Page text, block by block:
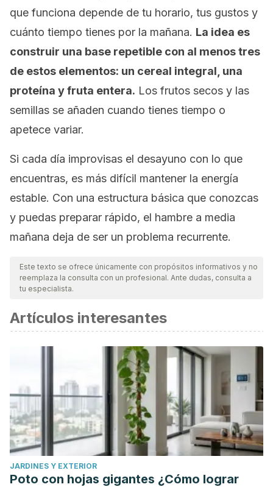
que funciona depende de tu horario, tus gustos y
cuánto tiempo tienes por la mañana. La idea es
construir una base repetible con al menos tres
de estos elementos: un cereal integral, una
proteína y fruta entera. Los frutos secos y las
semillas se añaden cuando tienes tiempo o
apetece variar.
Si cada día improvisas el desayuno con lo que
encuentras, es más difícil mantener la energía
estable. Con una estructura básica que conozcas
y puedas preparar rápido, el hambre a media
mañana deja de ser un problema recurrente.
Este texto se ofrece únicamente con propósitos informativos y no
reemplaza la consulta con un profesional. Ante dudas, consulta a
tu especialista.
Artículos interesantes
JARDINES Y EXTERIOR
Poto con hojas gigantes ¿Cómo lograr